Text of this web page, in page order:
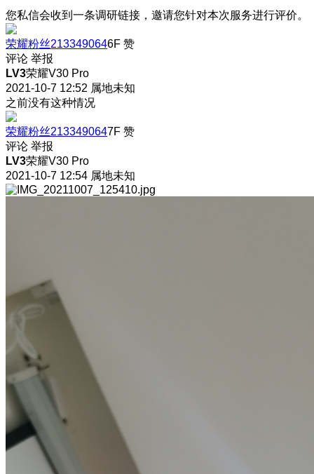
您私信会收到一条调研链接，邀请您针对本次服务进行评价。
荣耀粉丝2133490646F 赞
评论 举报
LV3荣耀V30 Pro
2021-10-7 12:52 属地未知
之前没有这种情况
荣耀粉丝2133490647F 赞
评论 举报
LV3荣耀V30 Pro
2021-10-7 12:54 属地未知